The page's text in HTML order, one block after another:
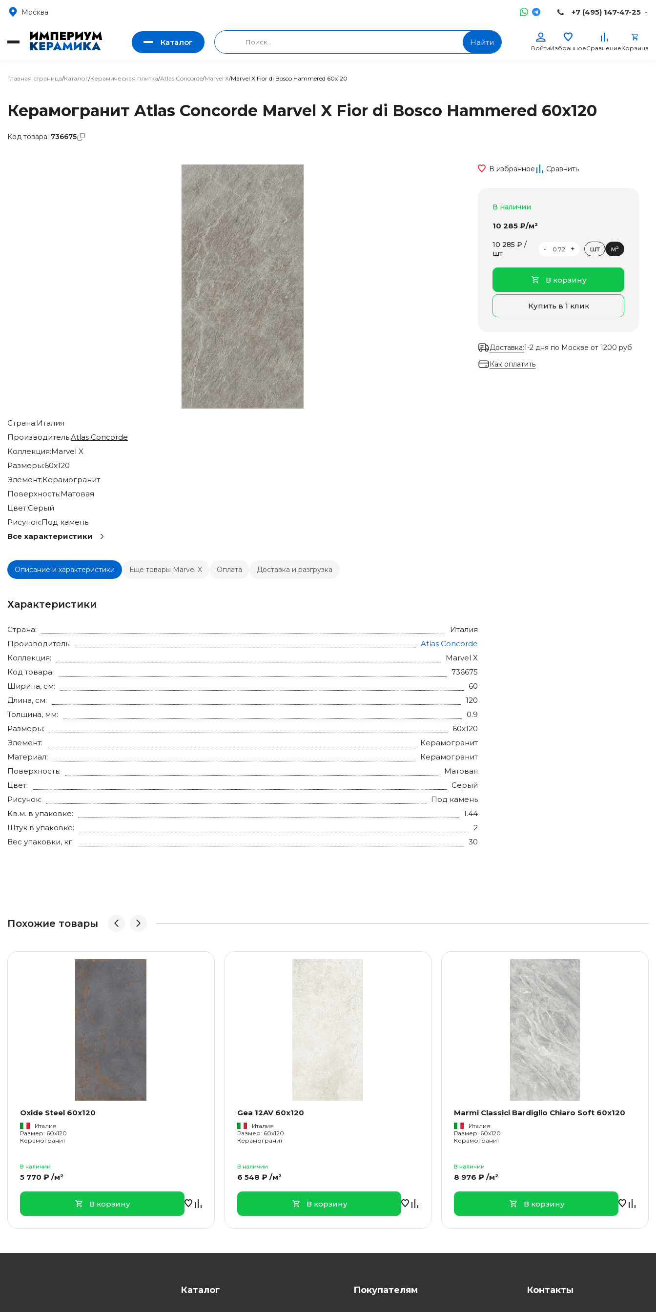
Москва +7 (495) 147-47-25
Каталог Найти
ВойтиИзбранноеСравнениеКорзина
Главная страница/Каталог/Керамическая плитка/Atlas Concorde/Marvel X/Marvel X Fior di Bosco Hammered 60x120
Керамогранит Atlas Concorde Marvel X Fior di Bosco Hammered 60x120
Страна:Италия
Производитель:Atlas Concorde
Коллекция:Marvel X
Размеры:60x120
Элемент:Керамогранит
Поверхность:Матовая
Цвет:Серый
Рисунок:Под камень
Все характеристики
Описание и характеристики Еще товары Marvel X Оплата Доставка и разгрузка
Характеристики
Страна:
Италия
Производитель:
Atlas Concorde
Коллекция:
Marvel X
Код товара:
736675
Ширина, см:
60
Длина, см:
120
Толщина, мм:
0.9
Размеры:
60x120
Элемент:
Керамогранит
Материал:
Керамогранит
Поверхность:
Матовая
Цвет:
Серый
Рисунок:
Под камень
Кв.м. в упаковке:
1.44
Штук в упаковке:
2
Вес упаковки, кг:
30
В избранное Сравнить
В наличии
10 285 ₽/м²
10 285 ₽ /
шт
- + шт м²
В корзину
Купить в 1 клик
Доставка:1-2 дня по Москве от 1200 руб
Как оплатить
Похожие товары
Oxide Steel 60x120
Италия
Размер: 60x120
Керамогранит
В наличии
5 770 ₽ /м²
В корзину
Gea 12AV 60x120
Италия
Размер: 60x120
Керамогранит
В наличии
6 548 ₽ /м²
В корзину
Marmi Classici Bardiglio Chiaro Soft 60x120
Италия
Размер: 60x120
Керамогранит
В наличии
8 976 ₽ /м²
В корзину
Код товара: 736675
Каталог Покупателям Контакты